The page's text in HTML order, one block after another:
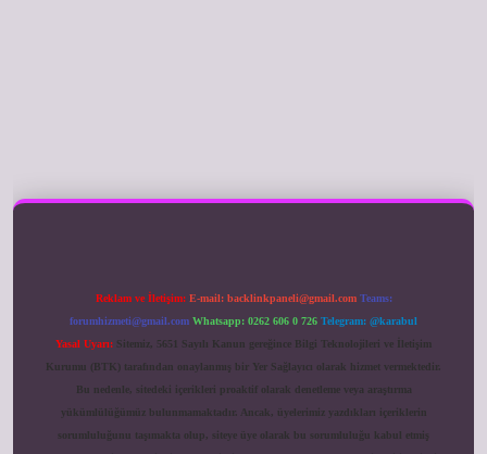
Reklam ve İletişim: E-mail: backlinkpaneli@gmail.com Teams:
forumhizmeti@gmail.com Whatsapp: 0262 606 0 726 Telegram: @karabul
Yasal Uyarı: Sitemiz, 5651 Sayılı Kanun gereğince Bilgi Teknolojileri ve İletişim
Kurumu (BTK) tarafından onaylanmış bir Yer Sağlayıcı olarak hizmet vermektedir.
Bu nedenle, sitedeki içerikleri proaktif olarak denetleme veya araştırma
yükümlülüğümüz bulunmamaktadır. Ancak, üyelerimiz yazdıkları içeriklerin
sorumluluğunu taşımakta olup, siteye üye olarak bu sorumluluğu kabul etmiş